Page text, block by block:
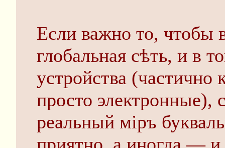
Если важно то, чтобы
глобальная сѣть, и в
устройства
просто электронные),
реальный міръ